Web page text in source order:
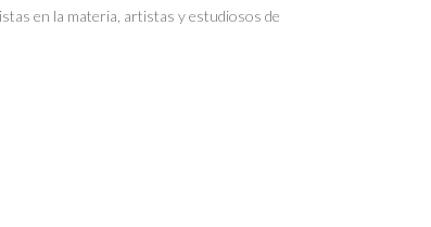
en la materia, artistas y estudiosos de